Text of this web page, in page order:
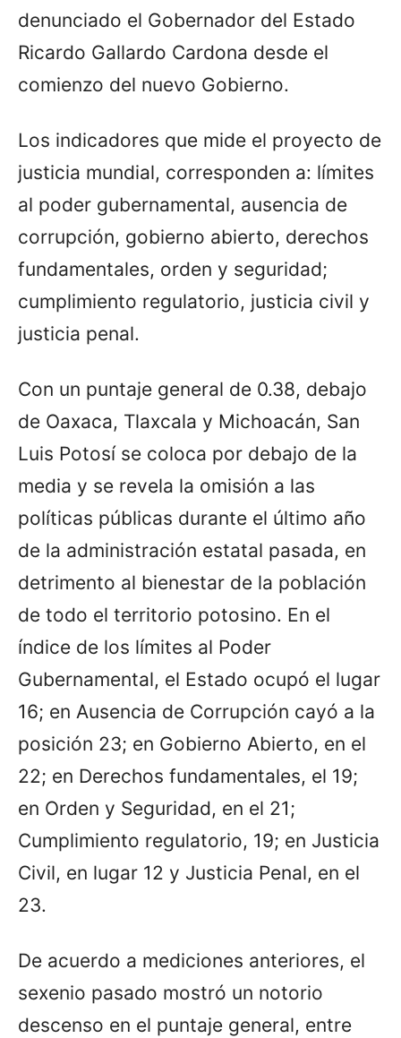
denunciado el Gobernador del Estado
Ricardo Gallardo Cardona desde el
comienzo del nuevo Gobierno.
Los indicadores que mide el proyecto de
justicia mundial, corresponden a: límites
al poder gubernamental, ausencia de
corrupción, gobierno abierto, derechos
fundamentales, orden y seguridad;
cumplimiento regulatorio, justicia civil y
justicia penal.
Con un puntaje general de 0.38, debajo
de Oaxaca, Tlaxcala y Michoacán, San
Luis Potosí se coloca por debajo de la
media y se revela la omisión a las
políticas públicas durante el último año
de la administración estatal pasada, en
detrimento al bienestar de la población
de todo el territorio potosino. En el
índice de los límites al Poder
Gubernamental, el Estado ocupó el lugar
16; en Ausencia de Corrupción cayó a la
posición 23; en Gobierno Abierto, en el
22; en Derechos fundamentales, el 19;
en Orden y Seguridad, en el 21;
Cumplimiento regulatorio, 19; en Justicia
Civil, en lugar 12 y Justicia Penal, en el
23.
De acuerdo a mediciones anteriores, el
sexenio pasado mostró un notorio
descenso en el puntaje general, entre